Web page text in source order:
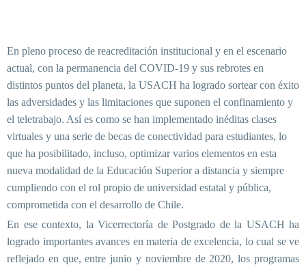
En pleno proceso de reacreditación institucional y en el escenario
actual, con la permanencia del COVID-19 y sus rebrotes en
distintos puntos del planeta, la USACH ha logrado sortear con éxito
las adversidades y las limitaciones que suponen el confinamiento y
el teletrabajo. Así es como se han implementado inéditas clases
virtuales y una serie de becas de conectividad para estudiantes, lo
que ha posibilitado, incluso, optimizar varios elementos en esta
nueva modalidad de la Educación Superior a distancia y siempre
cumpliendo con el rol propio de universidad estatal y pública,
comprometida con el desarrollo de Chile.
En ese contexto, la Vicerrectoría de Postgrado de la USACH ha
logrado importantes avances en materia de excelencia, lo cual se ve
reflejado en que, entre junio y noviembre de 2020, los programas